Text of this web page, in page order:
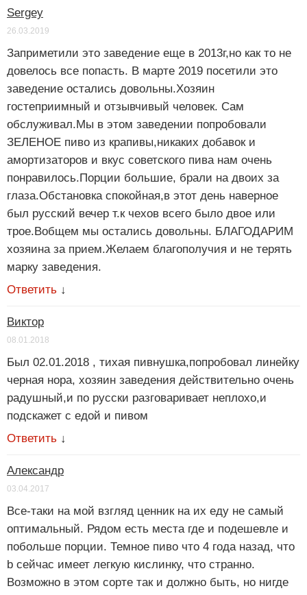
Sergey
26.03.2019
Заприметили это заведение еще в 2013г,но как то не
довелось все попасть. В марте 2019 посетили это
заведение остались довольны.Хозяин
гостеприимный и отзывчивый человек. Сам
обслуживал.Мы в этом заведении попробовали
ЗЕЛЕНОЕ пиво из крапивы,никаких добавок и
амортизаторов и вкус советского пива нам очень
понравилось.Порции большие, брали на двоих за
глаза.Обстановка спокойная,в этот день наверное
был русский вечер т.к чехов всего было двое или
трое.Вобщем мы остались довольны. БЛАГОДАРИМ
хозяина за прием.Желаем благополучия и не терять
марку заведения.
Ответить ↓
Виктор
08.01.2018
Был 02.01.2018 , тихая пивнушка,попробовал линейку
черная нора, хозяин заведения действительно очень
радушный,и по русски разговаривает неплохо,и
подскажет с едой и пивом
Ответить ↓
Александр
03.04.2017
Все-таки на мой взгляд ценник на их еду не самый
оптимальный. Рядом есть места где и подешевле и
побольше порции. Темное пиво что 4 года назад, что
b сейчас имеет легкую кислинку, что странно.
Возможно в этом сорте так и должно быть, но нигде